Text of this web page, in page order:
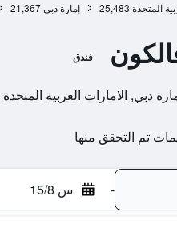
المتحدة 25,483 إمارة دبي 21,367
فندق
دبي, الامارات العربية المتحدة
- س 15/8